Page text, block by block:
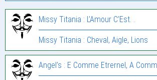
Missy Titania : L’Amour C’Est. .
Missy Titania : Cheval, Aigle, Lions
Angel’s : E Comme Etrernel, A